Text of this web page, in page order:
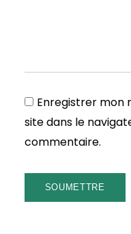
Enregistrer mon
site dans le
commentaire.